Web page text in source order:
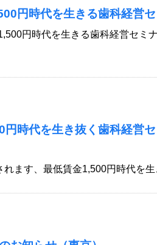
円時代を生きる歯科経営
円時代を生きる歯科経営セミ
円時代を生き抜く歯科経営
れます、最低賃金1,500円時代を